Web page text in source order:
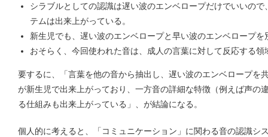
シラブルとしての認識は遅い波のエンベロープだけでいいの
テムは出来上がっている。
新生児でも、遅い波のエンベロープと早い波のエンベロープ
おそらく、今回使われた音は、成人の言葉に対して反応する
要するに、「言葉を他の音から抽出し、遅い波のエンベロープを
が新生児で出来上がっており、一方音の詳細な特徴（例えば声の
る仕組みも出来上がっている」、が結論になる。
個人的に考えると、「コミュニケーション」に関わる音の認識シ